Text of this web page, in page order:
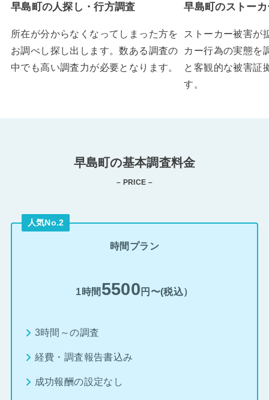
早島町の人探し・行方調査
所在が分からなくなってしまった方を
お調べし探し出します。数ある調査の
中でも高い調査力が必要となります。
早島町のストー
ストーカー被害が
カー行為の実態を
と客観的な被害証
す。
早島町の基本調査料金
– PRICE –
人気No.2
時間プラン
1時間 5500 円〜(税込）
3時間～の調査
経費・調査報告書込み
成功報酬の設定なし